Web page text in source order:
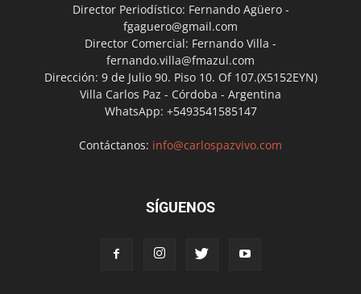
Director Periodístico: Fernando Agüero -
fgaguero@gmail.com
Director Comercial: Fernando Villa -
fernando.villa@fmazul.com
Dirección: 9 de Julio 90. Piso 10. Of 107.(X5152EYN)
Villa Carlos Paz - Córdoba - Argentina
WhatsApp: +5493541585147
Contáctanos: info@carlospazvivo.com
SÍGUENOS